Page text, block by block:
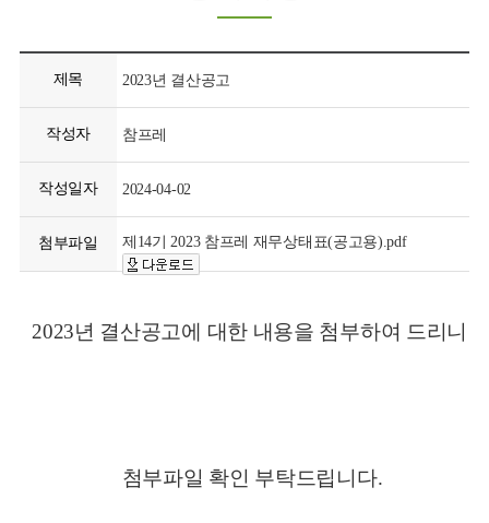
제목 2023년 결산공고
작성자 참프레
작성일자 2024-04-02
첨부파일 제14기 2023 참프레 재무상태표(공고용).pdf
2023년 결산공고에 대한 내용을 첨부하여 드리니
첨부파일 확인 부탁드립니다.